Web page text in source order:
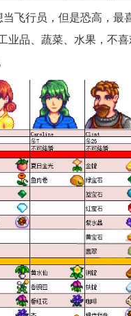
飞行员，但是恐高，
业品、蔬菜、水果，不